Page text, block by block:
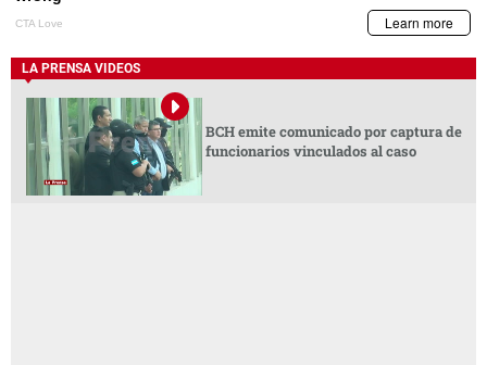
LA PRENSA VIDEOS
BCH emite comunicado por captura de
funcionarios vinculados al caso